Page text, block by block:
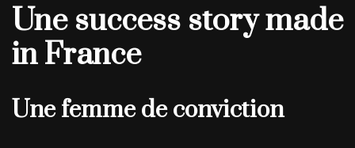
Une success story made
in France
Une femme de conviction